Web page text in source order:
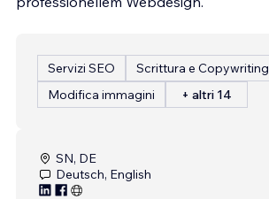
Servizi SEO
Scrittura e Copywriting
Modifica immagini
+ altri 14
SN, DE
Deutsch, English